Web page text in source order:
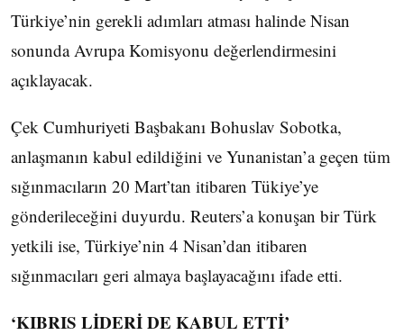
Türkiye’nin gerekli adımları atması halinde Nisan
sonunda Avrupa Komisyonu değerlendirmesini
açıklayacak.
Çek Cumhuriyeti Başbakanı Bohuslav Sobotka,
anlaşmanın kabul edildiğini ve Yunanistan’a geçen tüm
sığınmacıların 20 Mart’tan itibaren Tükiye’ye
gönderileceğini duyurdu. Reuters’a konuşan bir Türk
yetkili ise, Türkiye’nin 4 Nisan’dan itibaren
sığınmacıları geri almaya başlayacağını ifade etti.
‘KIBRIS LİDERİ DE KABUL ETTİ’